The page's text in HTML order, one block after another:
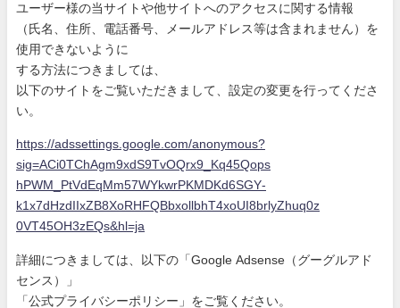
ユーザー様の当サイトや他サイトへのアクセスに関する情報
（氏名、住所、電話番号、メールアドレス等は含まれません）を
使 用できないように
する方法につきましては、
以下のサイトをご覧いただきまして、設定の変更を行ってくださ
い
https://adssettings.google.com/anonymous?
sig=ACi0TChAgm9xdS9TvOQrx9_Kq45Qops
hPWM_PtVdEqMm57WYkwrPKMDKd6SGY-
k1x7dHzdIIxZB8XoRHFQBbxollbhT4xoUI8brlyZhuq0z
0VT45OH3zEQs&hl=ja
詳細につきましては、以下の「Google Adsense（グーグルアド
センス）」
「公式プライバシーポリシー」をご覧ください。